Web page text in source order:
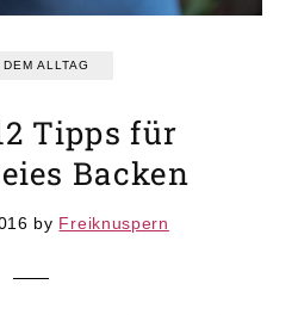
ALLTAG
Tipps für
Backen
by Freiknuspern